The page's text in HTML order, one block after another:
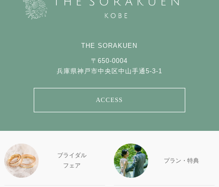
THE SORAKUEN
〒650-0004
兵庫県神戸市中央区中山手通5-3-1
ACCESS
ブライダル
フェア
プラン・特典